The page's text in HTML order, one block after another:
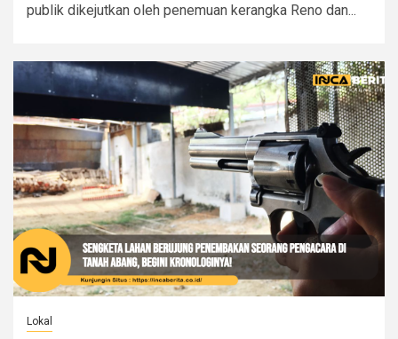
publik dikejutkan oleh penemuan kerangka Reno dan...
Lokal